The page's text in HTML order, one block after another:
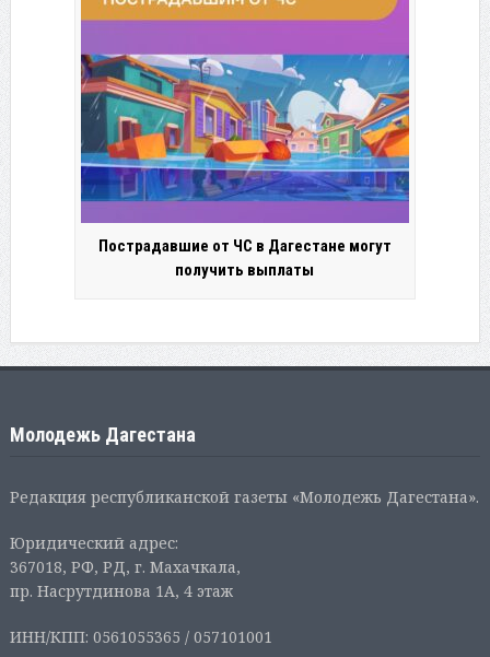
Пострадавшие от ЧС в Дагестане могут
получить выплаты
Молодежь Дагестана
Редакция республиканской газеты «Молодежь Дагестана».
Юридический адрес:
367018, РФ, РД, г. Махачкала,
пр. Насрутдинова 1А, 4 этаж
ИНН/КПП: 0561055365 / 057101001